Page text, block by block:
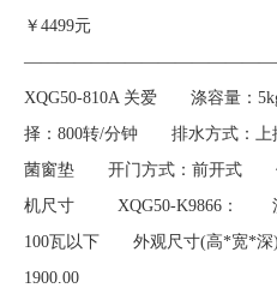
￥4499元
XQG50-810A 关爱 涤容量
择：800转/分钟 排水方式：
菌窗垫 开门方式：前开式
机尺寸 XQG50-K9866： 洗
100瓦以下 外观尺寸(高*宽*深
1900.00